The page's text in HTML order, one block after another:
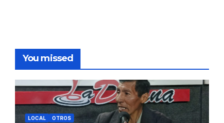
You missed
LOCAL OTROS